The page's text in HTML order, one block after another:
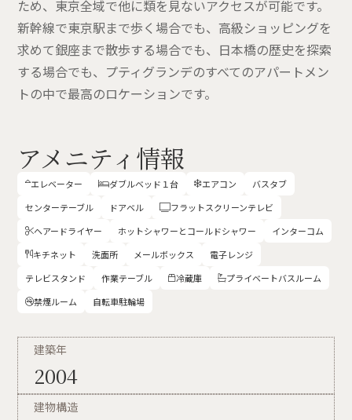
ため、東京全域で他に類を見ないアクセスが可能です。
新幹線で東京駅まで歩く場合でも、高級ショッピングを
求めて銀座まで散歩する場合でも、日本橋の歴史を探索
する場合でも、プティグランデのすべてのアパートメン
トの中で最高のロケーションです。
アメニティ情報
エレベーター ダブルベッド１台 エアコン
バスタブ
センターテーブル
ドアベル フラットスクリーンテレビ
ヘアードライヤー ホットシャワーとコールドシャワー インターコム
キチネット 洗面所 メールボックス
電子レンジ
テレビスタンド
作業テーブル 冷蔵庫 プライベートバスルーム
禁煙ルーム 自転車駐輪場
建築年
2004
建物構造